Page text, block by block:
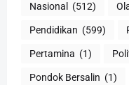
Nasional (512)
Pendidikan (599)
Pertamina (1)
Pondok Bersalin (1)